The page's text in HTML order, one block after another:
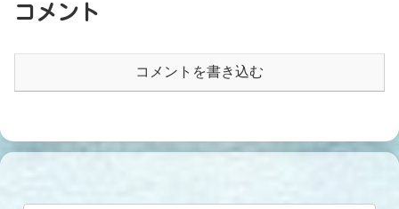
コメント
コメントを書き込む